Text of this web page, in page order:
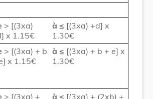
> [(3xa)
x 1.15€
à ≤ [(3xa) +d] x
1.30€
> [(3xa) + b
x 1.15€
à ≤ [(3xa) + b + e] x
1.30€
> [(3xa) +
à ≤ [(3xa) + (2xb) +